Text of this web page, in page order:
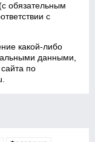
обязательным
с
какой‑либо
данными,
по